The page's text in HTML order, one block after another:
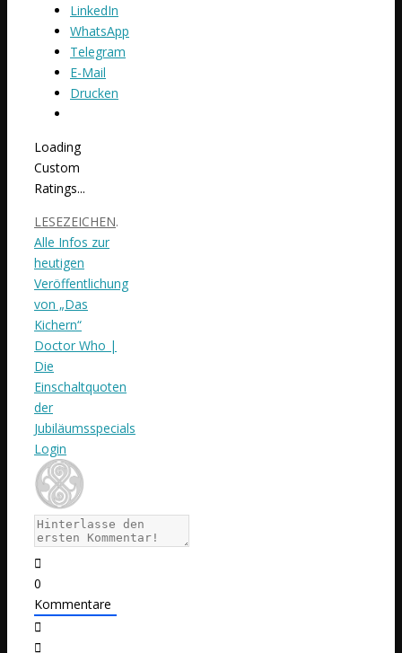
LinkedIn
WhatsApp
Telegram
E-Mail
Drucken
Loading
Custom
Ratings...
LESEZEICHEN.
Alle Infos zur
heutigen
Veröffentlichung
von „Das
Kichern“
Doctor Who |
Die
Einschaltquoten
der
Jubiläumsspecials
Login
0
Kommentare